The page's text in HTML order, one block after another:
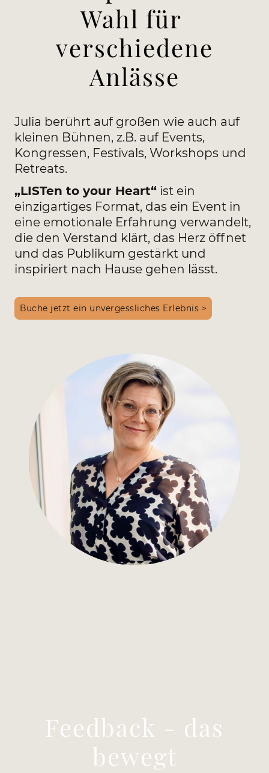
Wahl für
verschiedene
Anlässe
Julia berührt auf großen wie auch auf
kleinen Bühnen, z.B. auf Events,
Kongressen, Festivals, Workshops und
Retreats.
„LISTen to your Heart“ ist ein
einzigartiges Format, das ein Event in
eine emotionale Erfahrung verwandelt,
die den Verstand klärt, das Herz öffnet
und das Publikum gestärkt und
inspiriert nach Hause gehen lässt.
Buche jetzt ein unvergessliches Erlebnis >
Feedback - das
bewegt